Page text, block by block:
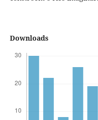
Downloads